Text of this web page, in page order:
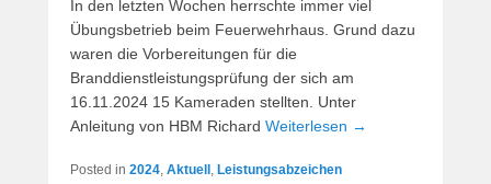
In den letzten Wochen herrschte immer viel
Übungsbetrieb beim Feuerwehrhaus. Grund dazu
waren die Vorbereitungen für die
Branddienstleistungsprüfung der sich am
16.11.2024 15 Kameraden stellten. Unter
Anleitung von HBM Richard Weiterlesen →
Posted in 2024, Aktuell , Leistungsabzeichen